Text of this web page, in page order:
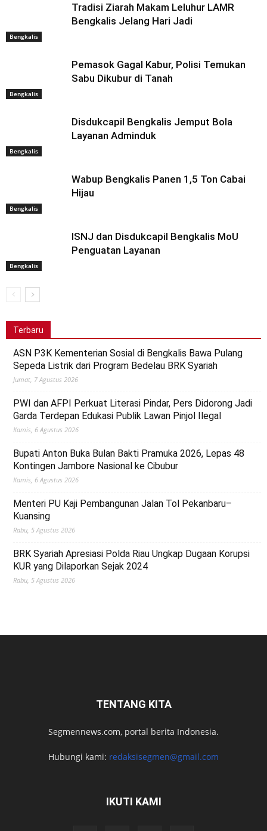
Bengkalis
Tradisi Ziarah Makam Leluhur LAMR
Bengkalis Jelang Hari Jadi
Bengkalis
Pemasok Gagal Kabur, Polisi Temukan
Sabu Dikubur di Tanah
Bengkalis
Disdukcapil Bengkalis Jemput Bola
Layanan Adminduk
Bengkalis
Wabup Bengkalis Panen 1,5 Ton Cabai
Hijau
Bengkalis
ISNJ dan Disdukcapil Bengkalis MoU
Penguatan Layanan
Terbaru
ASN P3K Kementerian Sosial di Bengkalis Bawa Pulang
Sepeda Listrik dari Program Bedelau BRK Syariah
Jumat, 7 Agustus 2026
PWI dan AFPI Perkuat Literasi Pindar, Pers Didorong Jadi
Garda Terdepan Edukasi Publik Lawan Pinjol Ilegal
Kamis, 6 Agustus 2026
Bupati Anton Buka Bulan Bakti Pramuka 2026, Lepas 48
Kontingen Jambore Nasional ke Cibubur
Kamis, 6 Agustus 2026
Menteri PU Kaji Pembangunan Jalan Tol Pekanbaru–
Kuansing
Rabu, 5 Agustus 2026
BRK Syariah Apresiasi Polda Riau Ungkap Dugaan Korupsi
KUR yang Dilaporkan Sejak 2024
Rabu, 5 Agustus 2026
TENTANG KITA
Segmennews.com, portal berita Indonesia.
Hubungi kami: redaksisegmen@gmail.com
IKUTI KAMI